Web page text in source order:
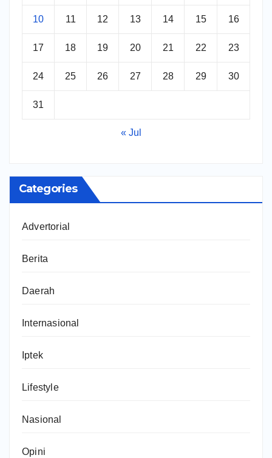
10 11 12 13 14 15 16
17 18 19 20 21 22 23
24 25 26 27 28 29 30
31
« Jul
Categories
Advertorial
Berita
Daerah
Internasional
Iptek
Lifestyle
Nasional
Opini